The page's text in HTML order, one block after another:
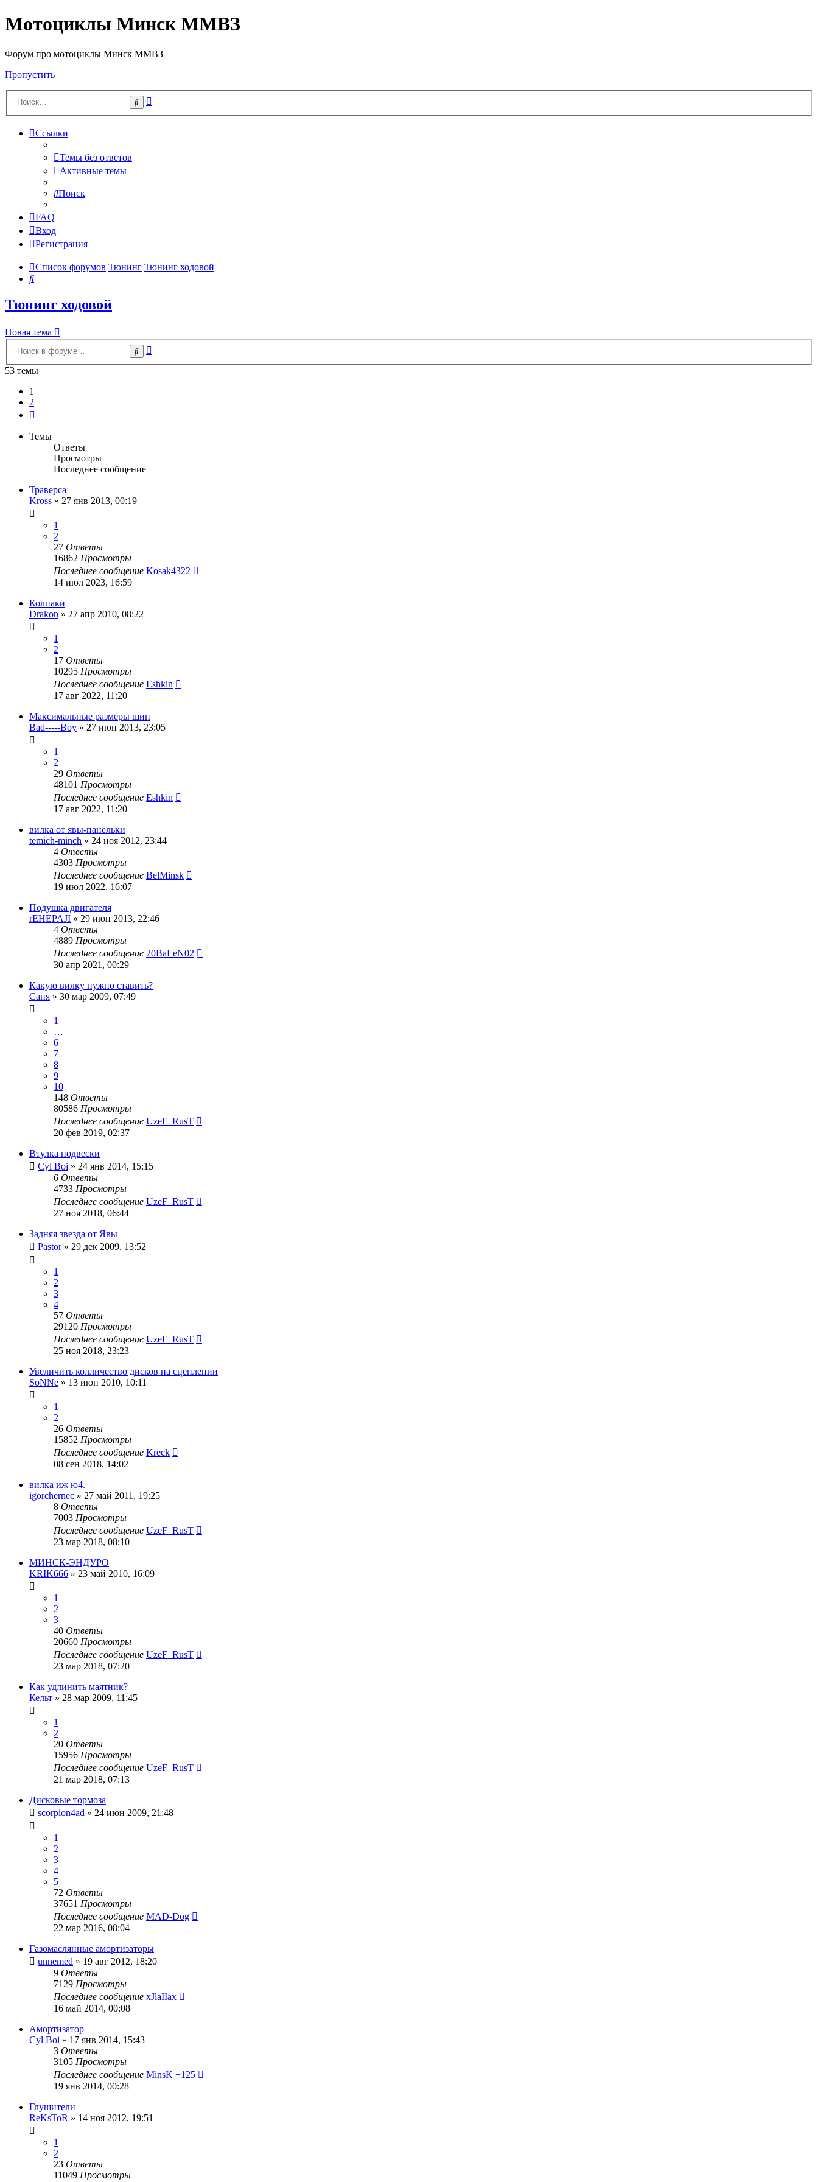
Мотоциклы Минск ММВЗ
Форум про мотоциклы Минск ММВЗ
Пропустить
Поиск
Ссылки
Темы без ответов
Активные темы
Поиск
FAQ
Вход
Регистрация
Список форумов Тюнинг Тюнинг ходовой
Поиск
Тюнинг ходовой
Новая тема
Поиск
53 темы
1
2
Темы
Ответы
Просмотры
Последнее сообщение
Траверса
Kross » 27 янв 2013, 00:19
1
2
27 Ответы
16862 Просмотры
Последнее сообщение Kosak4322
14 июл 2023, 16:59
Колпаки
Drakon » 27 апр 2010, 08:22
1
2
17 Ответы
10295 Просмотры
Последнее сообщение Eshkin
17 авг 2022, 11:20
Максимальные размеры шин
Bad-----Boy » 27 июн 2013, 23:05
1
2
29 Ответы
48101 Просмотры
Последнее сообщение Eshkin
17 авг 2022, 11:20
вилка от явы-панельки
temich-minch » 24 ноя 2012, 23:44
4 Ответы
4303 Просмотры
Последнее сообщение BelMinsk
19 июл 2022, 16:07
Подушка двигателя
rEHEPAJI » 29 июн 2013, 22:46
4 Ответы
4889 Просмотры
Последнее сообщение 20BaLeN02
30 апр 2021, 00:29
Какую вилку нужно ставить?
Саня » 30 мар 2009, 07:49
1
…
6
7
8
9
10
148 Ответы
80586 Просмотры
Последнее сообщение UzeF_RusT
20 фев 2019, 02:37
Втулка подвески
Cyl Boi » 24 янв 2014, 15:15
6 Ответы
4733 Просмотры
Последнее сообщение UzeF_RusT
27 ноя 2018, 06:44
Задняя звезда от Явы
Pastor» 29 дек 2009, 13:52
1
2
3
4
57 Ответы
29120 Просмотры
Последнее сообщение UzeF_RusT
25 ноя 2018, 23:23
Увеличить колличество дисков на сцеплении
SoNNe » 13 июн 2010, 10:11
1
2
26 Ответы
15852 Просмотры
Последнее сообщение Kreck
08 сен 2018, 14:02
вилка иж ю4.
igorchernec » 27 май 2011, 19:25
8 Ответы
7003 Просмотры
Последнее сообщение UzeF_RusT
23 мар 2018, 08:10
МИНСК-ЭНДУРО
KRIK666 » 23 май 2010, 16:09
1
2
3
40 Ответы
20660 Просмотры
Последнее сообщение UzeF_RusT
23 мар 2018, 07:20
Как удлинить маятник?
Кельт » 28 мар 2009, 11:45
1
2
20 Ответы
15956 Просмотры
Последнее сообщение UzeF_RusT
21 мар 2018, 07:13
Дисковые тормоза
scorpion4ad » 24 июн 2009, 21:48
1
2
3
4
5
72 Ответы
37651 Просмотры
Последнее сообщение MAD-Dog
22 мар 2016, 08:04
Газомаслянные амортизаторы
unnemed » 19 авг 2012, 18:20
9 Ответы
7129 Просмотры
Последнее сообщение xJlaIIax
16 май 2014, 00:08
Амортизатор
Cyl Boi » 17 янв 2014, 15:43
3 Ответы
3105 Просмотры
Последнее сообщение MinsK +125
19 янв 2014, 00:28
Глушители
ReKsToR » 14 ноя 2012, 19:51
1
2
23 Ответы
11049 Просмотры